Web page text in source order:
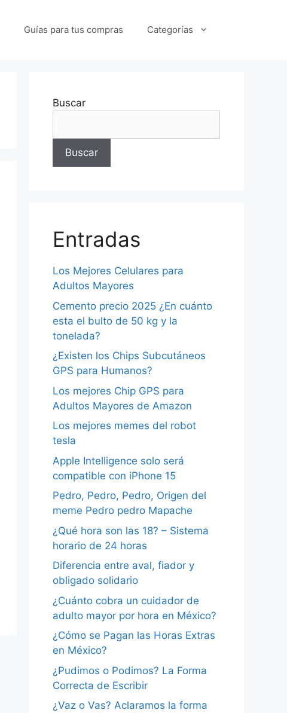
Guías para tus compras Categorías
Buscar
Buscar
Entradas
Los Mejores Celulares para
Adultos Mayores
Cemento precio 2025 ¿En cuánto
esta el bulto de 50 kg y la
tonelada?
¿Existen los Chips Subcutáneos
GPS para Humanos?
Los mejores Chip GPS para
Adultos Mayores de Amazon
Los mejores memes del robot
tesla
Apple Intelligence solo será
compatible con iPhone 15
Pedro, Pedro, Pedro, Origen del
meme Pedro pedro Mapache
¿Qué hora son las 18? – Sistema
horario de 24 horas
Diferencia entre aval, fiador y
obligado solidario
¿Cuánto cobra un cuidador de
adulto mayor por hora en México?
¿Cómo se Pagan las Horas Extras
en México?
¿Pudimos o Podimos? La Forma
Correcta de Escribir
¿Vaz o Vas? Aclaramos la forma